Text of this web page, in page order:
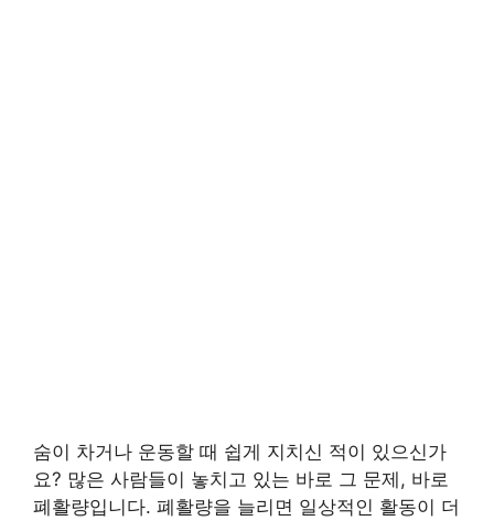
숨이 차거나 운동할 때 쉽게 지치신 적이 있으신가
요? 많은 사람들이 놓치고 있는 바로 그 문제, 바로
폐활량입니다. 폐활량을 늘리면 일상적인 활동이 더